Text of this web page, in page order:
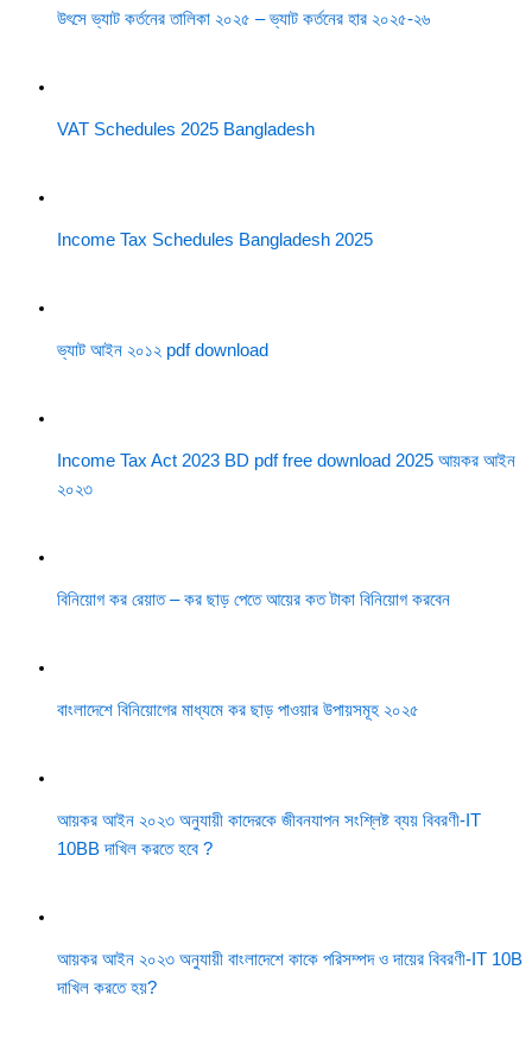
উৎসে ভ্যাট কর্তনের তালিকা ২০২৫ – ভ্যাট কর্তনের হার ২০২৫-২৬
VAT Schedules 2025 Bangladesh
Income Tax Schedules Bangladesh 2025
ভ্যাট আইন ২০১২ pdf download
Income Tax Act 2023 BD pdf free download 2025 আয়কর আইন
২০২৩
বিনিয়োগ কর রেয়াত – কর ছাড় পেতে আয়ের কত টাকা বিনিয়োগ করবেন
বাংলাদেশে বিনিয়োগের মাধ্যমে কর ছাড় পাওয়ার উপায়সমূহ ২০২৫
আয়কর আইন ২০২৩ অনুযায়ী কাদেরকে জীবনযাপন সংশ্লিষ্ট ব্যয় বিবরণী-IT
10BB দাখিল করতে হবে ?
আয়কর আইন ২০২৩ অনুযায়ী বাংলাদেশে কাকে পরিসম্পদ ও দায়ের বিবরণী-IT 10B
দাখিল করতে হয়?